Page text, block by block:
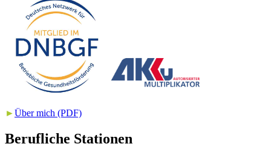
►Über mich (PDF)
Berufliche Stationen